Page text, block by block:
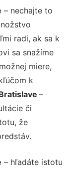
– nechajte to
radi, ak sa k
sa snažíme
miere,
k
–
či
že
– hľadáte istotu